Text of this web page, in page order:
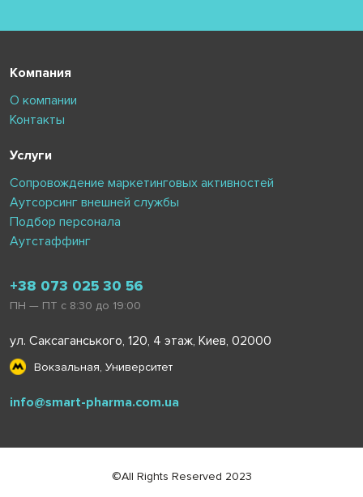
Компания
О компании
Контакты
Услуги
Сопровождение маркетинговых активностей
Аутсорсинг внешней службы
Подбор персонала
Аутстаффинг
+38 073 025 30 56
ПН — ПТ с 8:30 до 19:00
ул. Саксаганського, 120, 4 этаж, Киев, 02000
Вокзальная, Университет
info@smart-pharma.com.ua
©All Rights Reserved 2023